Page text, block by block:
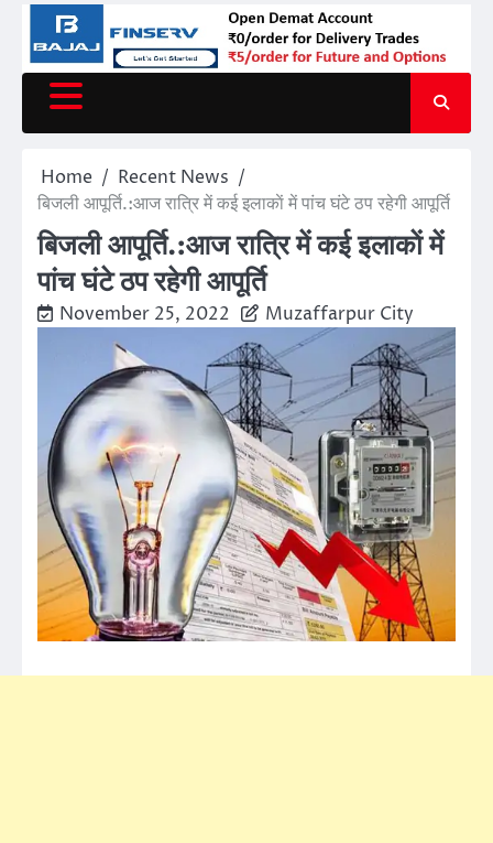
Home
Recent News
बिजली आपूर्ति.:आज रात्रि में कई इलाकाें में पांच घंटे ठप रहेगी आपूर्ति
बिजली आपूर्ति.:आज रात्रि में कई इलाकाें में
पांच घंटे ठप रहेगी आपूर्ति
November 25, 2022 Muzaffarpur City